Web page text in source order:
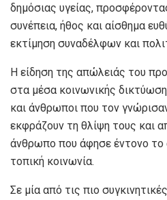
δημόσιας υγείας,
συνέπεια, ήθος και αίσθημα
εκτίμηση συναδέλφων και
Η είδηση της απώλειάς του
στα μέσα κοινωνικής
και άνθρωποι που τον
εκφράζουν τη θλίψη τους και
άνθρωπο που άφησε έντονο
τοπική κοινωνία.
Σε μία από τις πιο